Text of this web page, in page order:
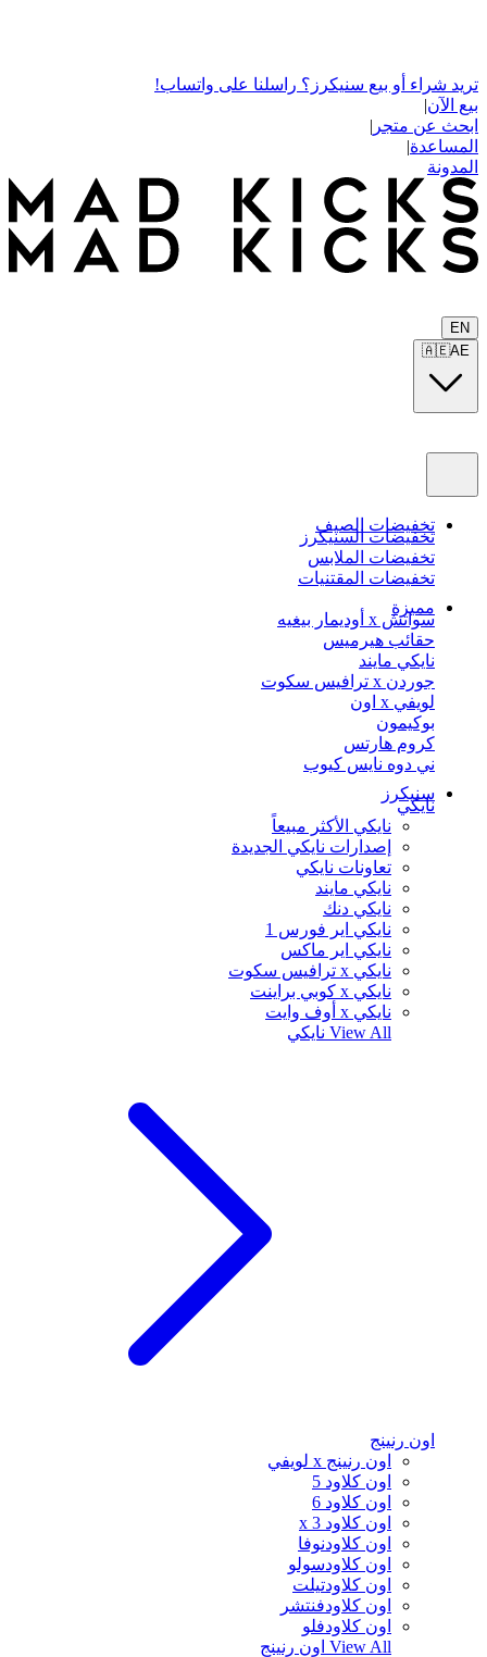
تريد شراء أو بيع سنيكرز؟ راسلنا على واتساب!
بيع الآن|
ابحث عن متجر |
المساعدة|
المدونة
EN
🇦🇪AE
تخفيضات الصيف
تخفيضات السنيكرز
تخفيضات الملابس
تخفيضات المقتنيات
مميزة
سواتش x أوديمار بيغيه
حقائب هيرميس
نايكي مايند
جوردن x ترافيس سكوت
لويفي x اون
بوكيمون
كروم هارتس
ني دوه نايس كيوب
سنيكرز
نايكي
نايكي الأكثر مبيعاً
إصدارات نايكي الجديدة
تعاونات نايكي
نايكي مايند
نايكي دنك
نايكي اير فورس 1
نايكي اير ماكس
نايكي x ترافيس سكوت
نايكي x كوبي براينت
نايكي x أوف وايت
View All نايكي
اون رنينج
اون رنينج x لويفي
اون كلاود 5
اون كلاود 6
اون كلاود x 3
اون كلاودنوفا
اون كلاودسولو
اون كلاودتيلت
اون كلاودفنتشر
اون كلاودفلو
View All اون رنينج